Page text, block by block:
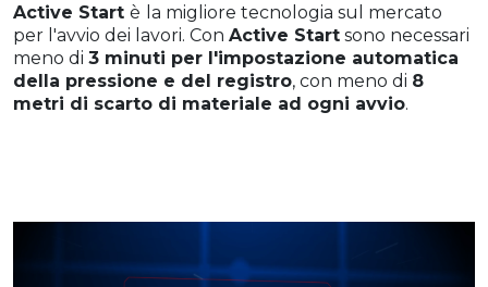
Active Start è la migliore tecnologia sul mercato
per l'avvio dei lavori. Con Active Start sono necessari
meno di 3 minuti per l'impostazione automatica
della pressione e del registro, con meno di 8
metri di scarto di materiale ad ogni avvio.